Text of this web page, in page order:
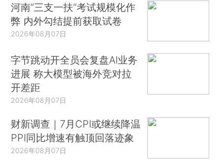
河南“三支一扶”考试规模化作
弊 内外勾结提前获取试卷
2026年08月07日
字节跳动开全员会复盘AI业务
进展 称大模型被海外竞对拉
开差距
2026年08月07日
财新调查｜7月CPI或继续降温
PPI同比增速有触顶回落迹象
2026年08月07日